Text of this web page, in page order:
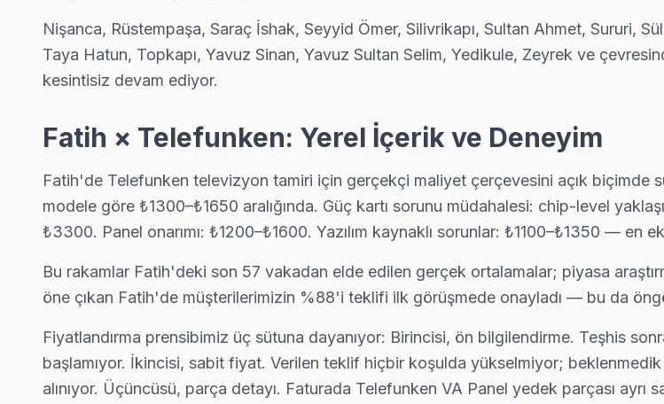
Haseki Sultan Telefunken Servis
Telefunken TV Haseki Sultan'de internet bağlantısı sorunuyla geliyorsa önce yazılım güncelleme ve ağ
Telefunken Servis Merkezi →
Fatih'nın Hırka-i Şerif bölgesindeki Telefunken müşterilerimiz tamir tamamlandıktan sonra dijital garanti
Hobyar Telefunken Servis
Hobyar'de Telefunken TV ekran değişimi gerekebilir mi? Fatih ekibimiz önce paneli test ediyor;
Hobyar Telefunken Anakart Tamiri →
Hoca Gıyasettin Telefunken Servis
Telefunken TV Hoca Gıyasettin adresinde firmware güncellemesi sonrası donuyorsa bu bilinen bir
Hoca Gıyasettin Telefunken Açılmıyor Arıza →
Hocapaşa Telefunken Servis
Nişanca, Rüstempaşa, Saraç İshak, Seyyid Ömer, Silivrikapı, Sultan Ahmet, Sururi,
Taya Hatun, Topkapı, Yavuz Sinan, Yavuz Sultan Selim, Yedikule, Zeyrek ve
kesintisiz devam ediyor.
Fatih × Telefunken: Yerel İçerik ve Deneyim
Fatih'de Telefunken televizyon tamiri için gerçekçi maliyet çerçevesini açık biçimde
modele göre ₺1300–₺1650 aralığında. Güç kartı sorunu müdahalesi: chip-level
₺3300. Panel onarımı: ₺1200–₺1600. Yazılım kaynaklı sorunlar: ₺1100–₺1350 — en
Bu rakamlar Fatih'deki son 57 vakadan elde edilen gerçek ortalamalar; piyasa
öne çıkan Fatih'de müşterilerimizin %88'i teklifi ilk görüşmede onayladı — bu da
Fiyatlandırma prensibimiz üç sütuna dayanıyor: Birincisi, ön bilgilendirme. Teşhis
başlamıyor. İkincisi, sabit fiyat. Verilen teklif hiçbir koşulda yükselmiyor;
alınıyor. Üçüncüsü, parça detayı. Faturada Telefunken VA Panel yedek parçası